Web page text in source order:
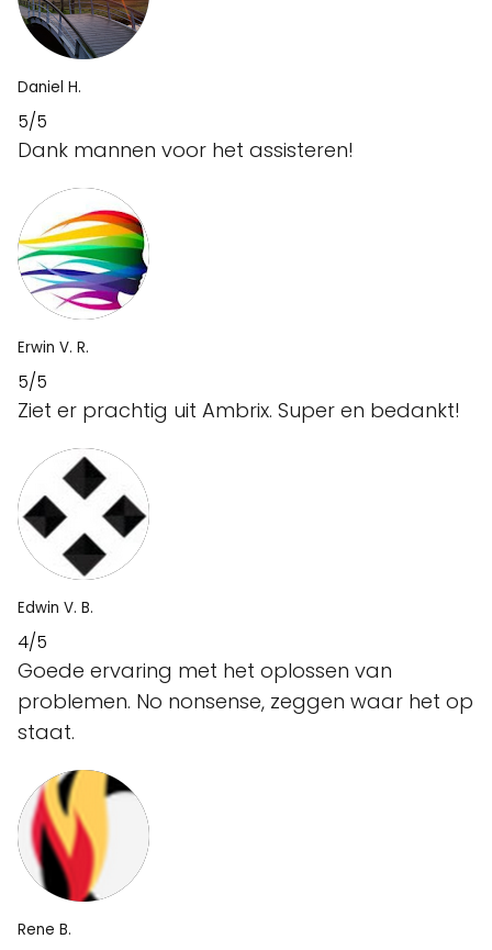
Daniel H.
5/5
Dank mannen voor het assisteren!
Erwin V. R.
5/5
Ziet er prachtig uit Ambrix. Super en bedankt!
Edwin V. B.
4/5
Goede ervaring met het oplossen van
problemen. No nonsense, zeggen waar het op
staat.
Rene B.